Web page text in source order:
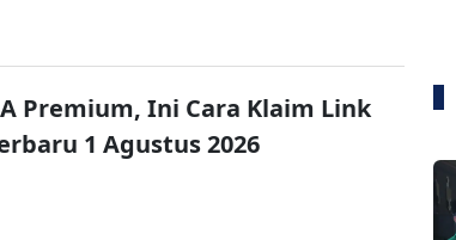
Premium, Ini Cara Klaim Link
1 Agustus 2026